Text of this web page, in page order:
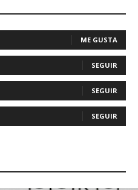
ME GUSTA
SEGUIR
SEGUIR
SEGUIR